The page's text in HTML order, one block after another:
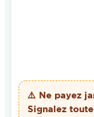
⚠️ Ne payez
Signalez